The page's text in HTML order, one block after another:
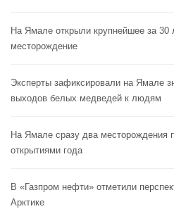
На Ямале открыли крупнейшее за 30
месторождение
Эксперты зафиксировали на Ямале
выходов белых медведей к людям
На Ямале сразу два месторождения
открытиями года
В «Газпром нефти» отметили
Арктике